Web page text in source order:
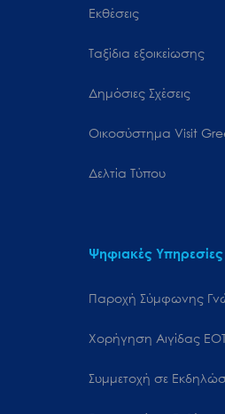
Εκθέσεις
Ταξίδια εξοικείωσης
Δημόσιες Σχέσεις
Oικοσύστημα Visit
Δελτία Τύπου
Ψηφιακές Υπηρεσίες
Παροχή Σύμφωνης
Χορήγηση Αιγίδας
Συμμετοχή σε